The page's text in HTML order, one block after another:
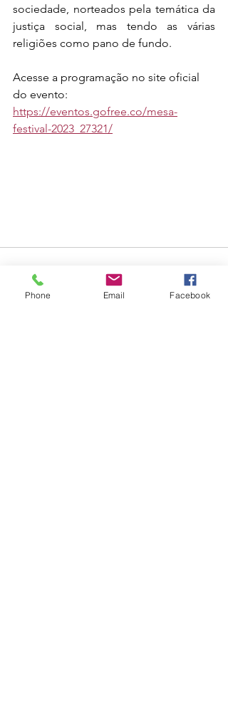
sociedade, norteados pela temática da
justiça social, mas tendo as várias
religiões como pano de fundo.
Acesse a programação no site oficial
do evento:
https://eventos.gofree.co/mesa-
festival-2023_27321/
Phone Email Facebook